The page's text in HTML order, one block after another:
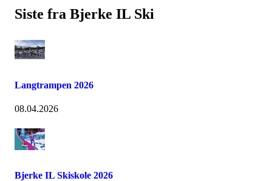
Siste fra Bjerke IL Ski
Langtrampen 2026
08.04.2026
Bjerke IL Skiskole 2026